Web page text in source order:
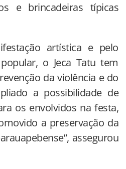
e brincadeiras típicas
artística e pelo
o Jeca Tatu tem
da violência e do
a possibilidade de
os envolvidos na festa,
a preservação da
assegurou